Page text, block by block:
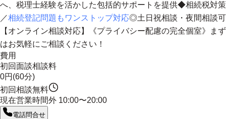
へ、 税理士経験を活かした包括的サポートを提供◆相続税対策
／相続登記問題もワンストップ対応◎土日祝相談・夜間相談可
【オンライン相談対応】《プライバシー配慮の完全個室》まず
はお気軽にご相談ください！
費用
初回面談相談料
0円(60分)
初回相談無料
現在営業時間外 10:00〜20:00
電話問合せ